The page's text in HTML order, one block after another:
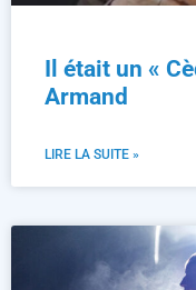
Il était un «
Armand
LIRE LA SUITE »